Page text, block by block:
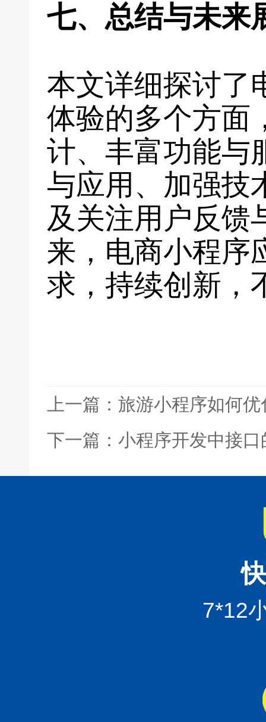
七、总结与未来
本文详细探讨了
体验的多个方面
计、丰富功能与
与应用、加强技
及关注用户反馈
来，电商小程序
求，持续创新，
上一篇：旅游小程序如何
下一篇：小程序开发中接
7*12